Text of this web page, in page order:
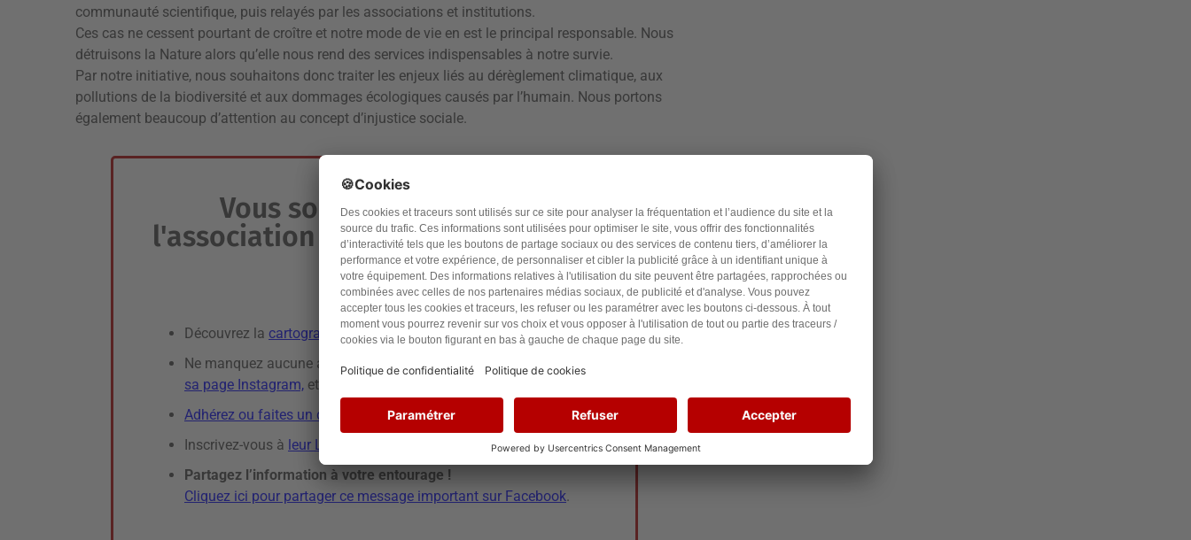
communauté scientifique, puis relayés par les associations et institutions.
Ces cas ne cessent pourtant de croître et notre mode de vie en est le principal responsable. Nous
détruisons la Nature alors qu’elle nous rend des services indispensables à notre survie.
Par notre initiative, nous souhaitons donc traiter les enjeux liés au dérèglement climatique, aux
pollutions de la biodiversité et aux dommages écologiques causés par l’humain. Nous portons
également beaucoup d’attention au concept d’injustice sociale.
Vous souhaitez soutenir
l'association ? Voilà 5 manières de
le faire !
Découvrez la cartographie des préjudices environnementaux.
Ne manquez aucune actualité de l’association
en vous abonnant à
sa page Instagram, et
Adhérez ou faites un don
à l’association.
Inscrivez-vous à leur Lettre d’Information
Partagez l’information à votre entourage !
Cliquez ici pour partager ce message important sur Facebook.